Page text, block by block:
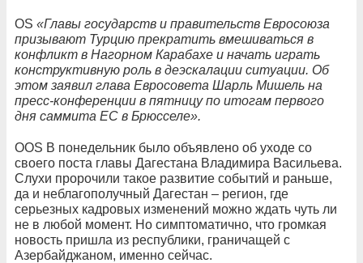
OS «Главы государств и правительств Евросоюза
призывают Турцию прекратить вмешиваться в
конфликт в Нагорном Карабахе и начать играть
конструктивную роль в деэскалации ситуации. Об
этом заявил глава Евросовета Шарль Мишель на
пресс-конференции в пятницу по итогам первого
дня саммита ЕС в Брюсселе».
OOS В понедельник было объявлено об уходе со
своего поста главы Дагестана Владимира Васильева.
Слухи пророчили такое развитие событий и раньше,
да и неблагополучный Дагестан – регион, где
серьезных кадровых изменений можно ждать чуть ли
не в любой момент. Но симптоматично, что громкая
новость пришла из республики, граничащей с
Азербайджаном, именно сейчас.